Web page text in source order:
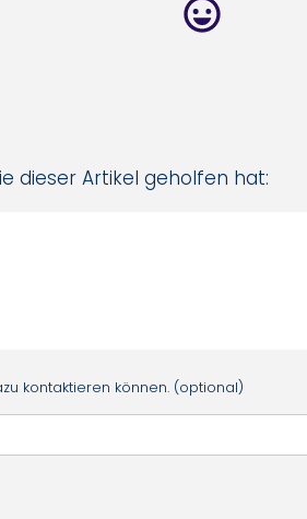
dieser Artikel geholfen hat:
kontaktieren können. (optional)